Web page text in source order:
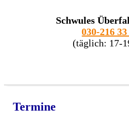
Schwules
030-216 33
(täglich: 17-
Termine